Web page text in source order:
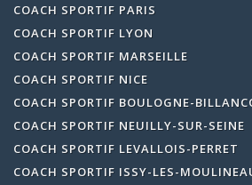
COACH SPORTIF PARIS
COACH SPORTIF LYON
COACH SPORTIF MARSEILLE
COACH SPORTIF NICE
COACH SPORTIF BOULOGNE-
COACH SPORTIF NEUILLY-SUR-SEINE
COACH SPORTIF LEVALLOIS-PERRET
COACH SPORTIF ISSY-LES-